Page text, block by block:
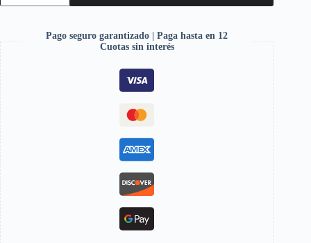
Pago seguro garantizado | Paga hasta en 12
Cuotas sin interés